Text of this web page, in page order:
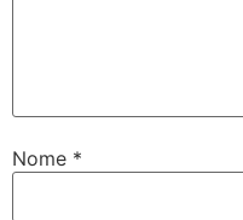
Nome *